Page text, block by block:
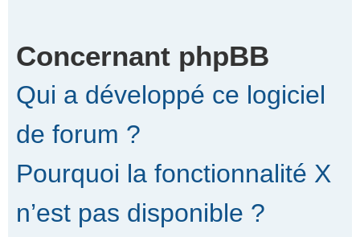
Concernant phpBB
Qui a développé ce logiciel
de forum ?
Pourquoi la fonctionnalité X
n’est pas disponible ?